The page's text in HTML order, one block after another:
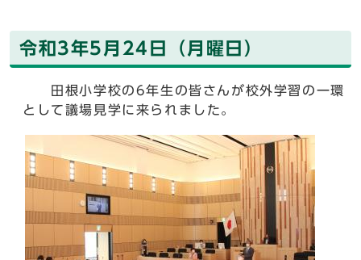
令和3年5月24日（月曜日）
田根小学校の6年生の皆さんが校外学習の一環
として議場見学に来られました。